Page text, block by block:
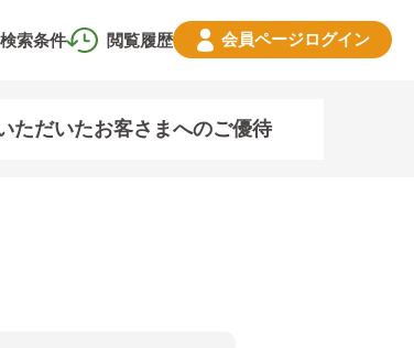
閲覧履歴
検索条件 会員ページログイン
ただいたお客さまへのご優待